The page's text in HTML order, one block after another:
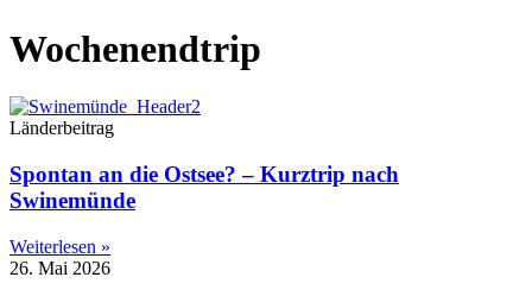
Wochenendtrip
Länderbeitrag
Spontan an die Ostsee? – Kurztrip nach
Swinemünde
Weiterlesen »
26. Mai 2026